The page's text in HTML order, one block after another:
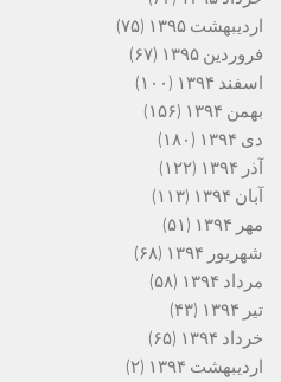
اردیبهشت ۱۳۹۵
(۷۵)
فروردین ۱۳۹۵
(۶۷)
اسفند ۱۳۹۴
(۱۰۰)
بهمن ۱۳۹۴
(۱۵۶)
دی ۱۳۹۴
(۱۸۰)
آذر ۱۳۹۴
(۱۲۲)
آبان ۱۳۹۴
(۱۱۳)
مهر ۱۳۹۴
(۵۱)
شهریور ۱۳۹۴
(۶۸)
مرداد ۱۳۹۴
(۵۸)
تیر ۱۳۹۴
(۴۳)
خرداد ۱۳۹۴
(۶۵)
اردیبهشت ۱۳۹۴
(۲)